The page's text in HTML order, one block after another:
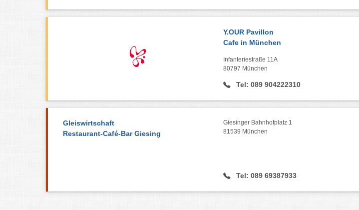
Y.OUR Pavillon
Cafe in München
Infanteriestraße 11A
80797 München
Tel: 089 904222310
Gleiswirtschaft
Restaurant-Café-Bar Giesing
Giesinger Bahnhofplatz 1
81539 München
Tel: 089 69387933